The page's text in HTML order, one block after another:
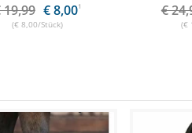
19,99 € 8,001
(€ 8,00/Stück)
€
(€